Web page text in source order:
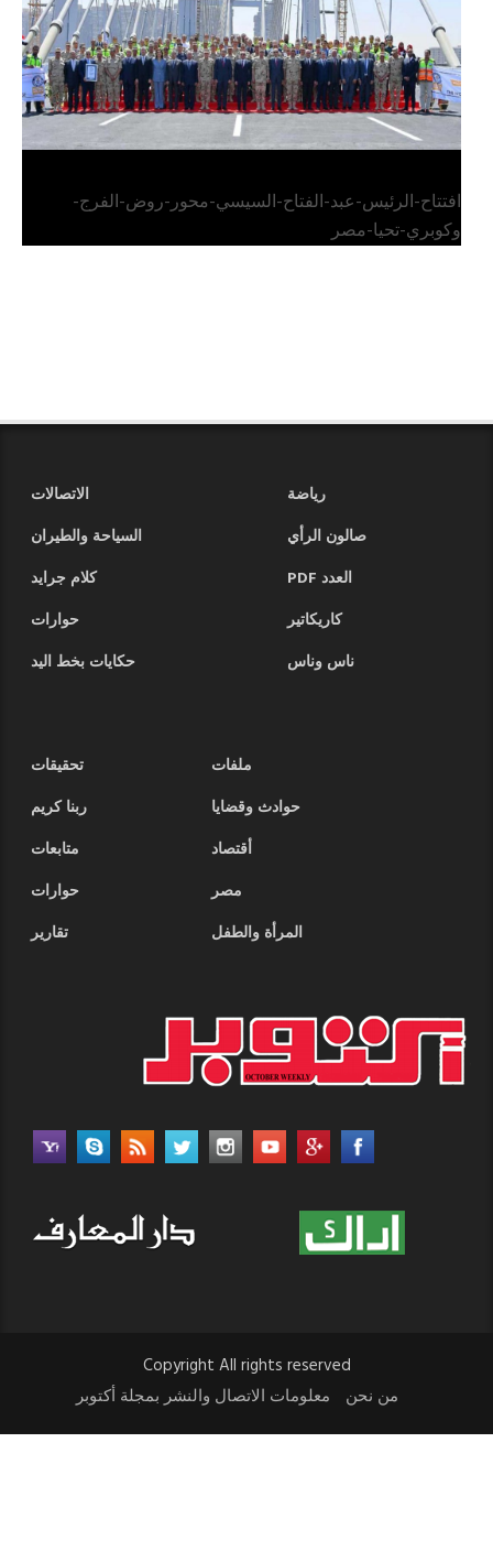
افتتاح-الرئيس-عبد-الفتاح-السيسي-محور-روض-الفرج-
وكوبري-تحيا-مصر
رياضة
الاتصالات
صالون الرأي
السياحة والطيران
العدد PDF
كلام جرايد
كاريكاتير
حوارات
ناس وناس
حكايات بخط اليد
ملفات
تحقيقات
حوادث وقضايا
ربنا كريم
أقتصاد
متابعات
مصر
حوارات
المرأة والطفل
تقارير
Copyright All rights reserved
من نحن
معلومات الاتصال والنشر بمجلة أكتوبر